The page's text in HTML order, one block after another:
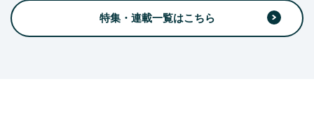
特集・連載一覧はこちら